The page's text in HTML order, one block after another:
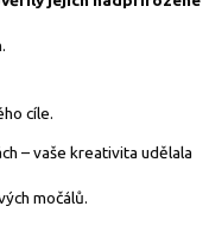
cíle.
– vaše kreativita udělala
močálů.